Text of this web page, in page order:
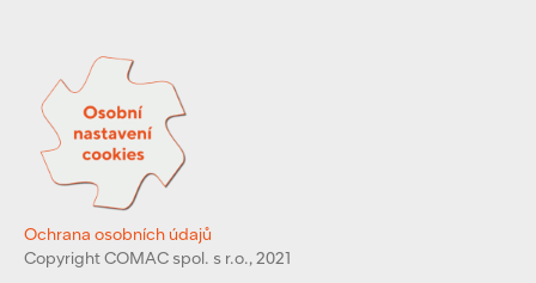
Ochrana osobních údajů
Copyright COMAC spol. s r.o., 2021